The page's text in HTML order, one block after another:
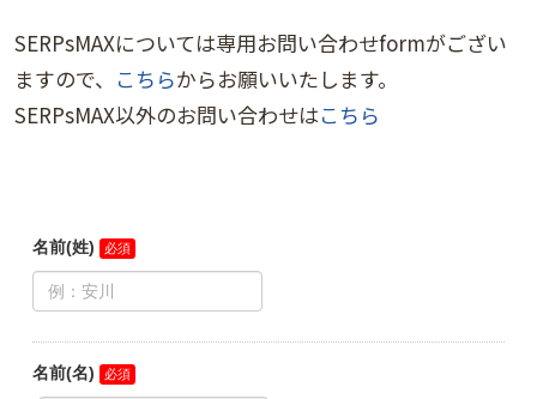
SERPsMAXについては専用お問い合わせformがござい
ますので、 こちらからお願いいたします。
SERPsMAX以外のお問い合わせはこちら